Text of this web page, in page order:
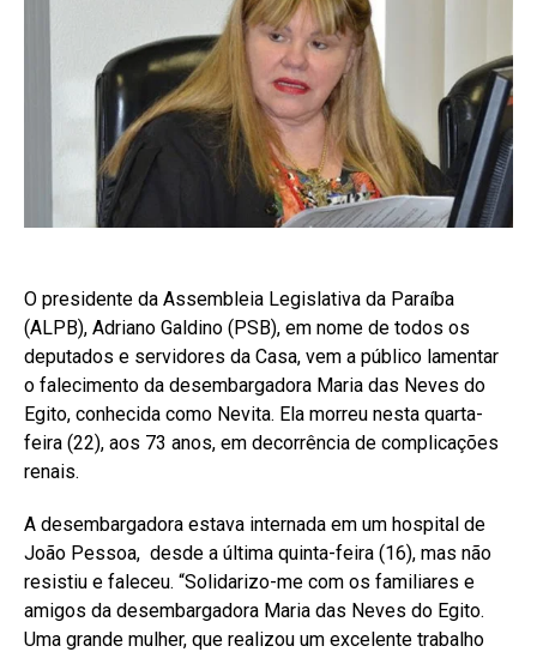
O presidente da Assembleia Legislativa da Paraíba
(ALPB), Adriano Galdino (PSB), em nome de todos os
deputados e servidores da Casa, vem a público lamentar
o falecimento da desembargadora Maria das Neves do
Egito, conhecida como Nevita. Ela morreu nesta quarta-
feira (22), aos 73 anos, em decorrência de complicações
renais.
A desembargadora estava internada em um hospital de
João Pessoa, desde a última quinta-feira (16), mas não
resistiu e faleceu. “Solidarizo-me com os familiares e
amigos da desembargadora Maria das Neves do Egito.
Uma grande mulher, que realizou um excelente trabalho